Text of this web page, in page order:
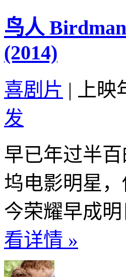
鸟人
(2014)
喜剧片 | 上
发
早已年过半
坞电影明星
今荣耀早成
看详情 »